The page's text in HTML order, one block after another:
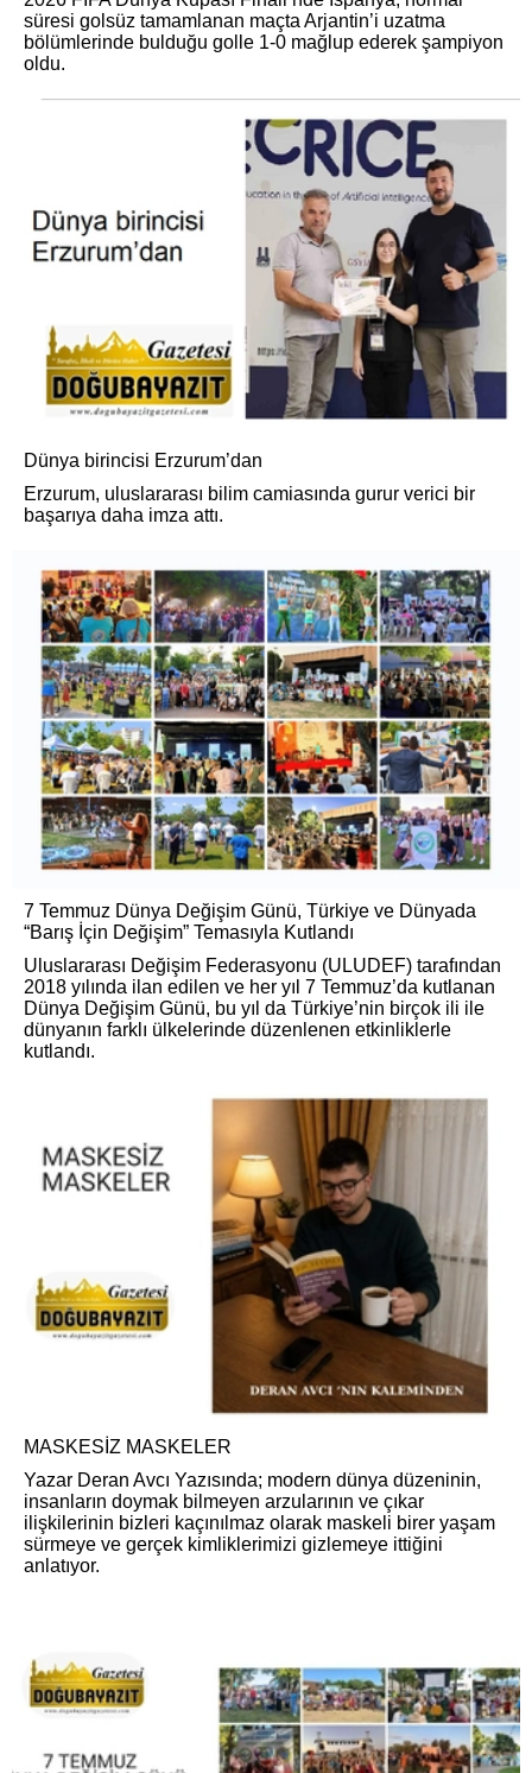
süresi golsüz tamamlanan maçta Arjantin’i uzatma
bölümlerinde bulduğu golle 1-0 mağlup ederek şampiyon
oldu.
Dünya birincisi Erzurum’dan
Erzurum, uluslararası bilim camiasında gurur verici bir
başarıya daha imza attı.
7 Temmuz Dünya Değişim Günü, Türkiye ve Dünyada
“Barış İçin Değişim” Temasıyla Kutlandı
Uluslararası Değişim Federasyonu (ULUDEF) tarafından
2018 yılında ilan edilen ve her yıl 7 Temmuz’da kutlanan
Dünya Değişim Günü, bu yıl da Türkiye’nin birçok ili ile
dünyanın farklı ülkelerinde düzenlenen etkinliklerle
kutlandı.
MASKESİZ MASKELER
Yazar Deran Avcı Yazısında; modern dünya düzeninin,
insanların doymak bilmeyen arzularının ve çıkar
ilişkilerinin bizleri kaçınılmaz olarak maskeli birer yaşam
sürmeye ve gerçek kimliklerimizi gizlemeye ittiğini
anlatıyor.